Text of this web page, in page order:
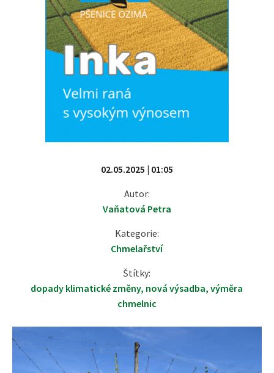
02.05.2025 | 01:05
Autor:
Vaňatová Petra
Kategorie:
Chmelařství
Štítky:
dopady klimatické změny, nová výsadba,výměra
chmelnic